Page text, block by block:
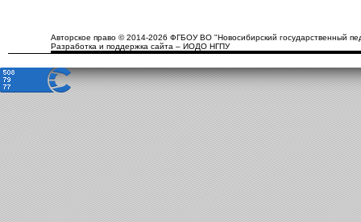
Авторское право © 2014-2026 ФГБОУ ВО "Новосибирский государственный
Разработка и поддержка сайта – ИОДО НГПУ